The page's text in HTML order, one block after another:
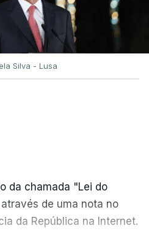
Silva - Lusa
da chamada "Lei do
de uma nota no
da República na Internet.